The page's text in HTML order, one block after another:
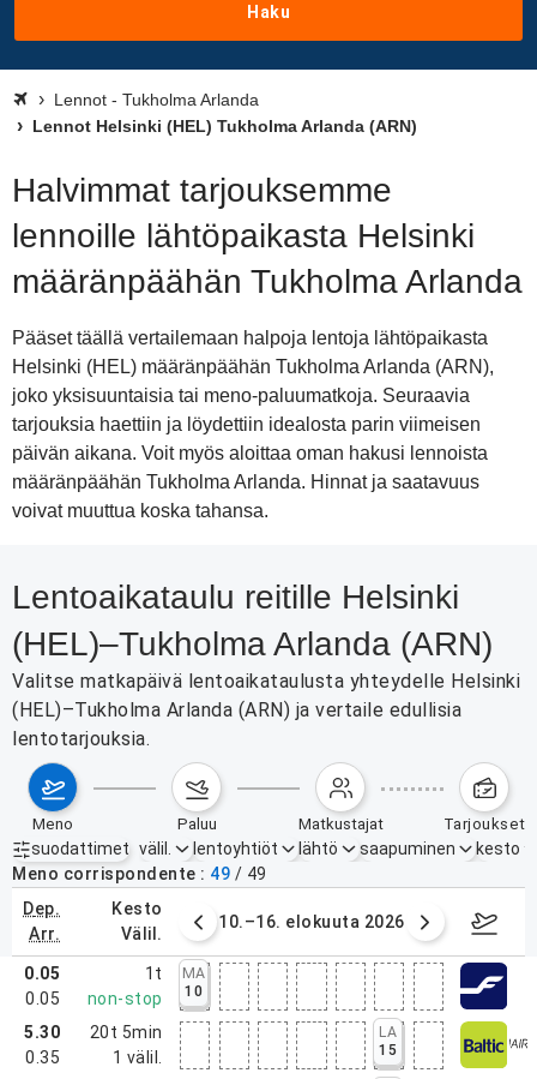
Haku
Lennot - Tukholma Arlanda
Lennot Helsinki (HEL) Tukholma Arlanda (ARN)
Halvimmat tarjouksemme
lennoille lähtöpaikasta Helsinki
määränpäähän Tukholma Arlanda
Pääset täällä vertailemaan halpoja lentoja lähtöpaikasta
Helsinki (HEL) määränpäähän Tukholma Arlanda (ARN),
joko yksisuuntaisia tai meno-paluumatkoja. Seuraavia
tarjouksia haettiin ja löydettiin idealosta parin viimeisen
päivän aikana. Voit myös aloittaa oman hakusi lennoista
määränpäähän Tukholma Arlanda. Hinnat ja saatavuus
voivat muuttua koska tahansa.
Lentoaikataulu reitille Helsinki
(HEL)–Tukholma Arlanda (ARN)
Valitse matkapäivä lentoaikataulusta yhteydelle Helsinki
(HEL)–Tukholma Arlanda (ARN) ja vertaile edullisia
lentotarjouksia.
meno paluu matkustajat tarjoukset
suodattimet
Aktiiviset suodattimet ei mitään
välil. lentoyhtiöt lähtö saapuminen
kesto
Meno corrispondente
49 / 49
dep.
arr.
kesto
välil.
elokuuta 2026 10.–16. elokuuta 2026
0.05
0.05
1t
non-stop
MA
10
5.30
0.35
20t 5min
1 välil.
LA
15